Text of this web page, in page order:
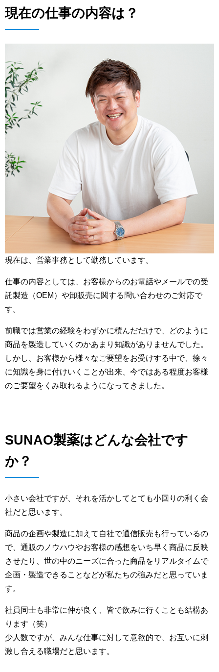
現在の仕事の内容は？
現在は、営業事務として勤務しています。
仕事の内容としては、お客様からのお電話やメールでの受
託製造（OEM）や卸販売に関する問い合わせのご対応で
す。
前職では営業の経験をわずかに積んだだけで、どのように
商品を製造していくのかあまり知識がありませんでした。
しかし、お客様から様々なご要望をお受けする中で、徐々
に知識を身に付けいくことが出来、今ではある程度お客様
のご要望をくみ取れるようになってきました。
SUNAO製薬はどんな会社です
か？
小さい会社ですが、それを活かしてとても小回りの利く会
社だと思います。
商品の企画や製造に加えて自社で通信販売も行っているの
で、通販のノウハウやお客様の感想をいち早く商品に反映
させたり、世の中のニーズに合った商品をリアルタイムで
企画・製造できることなどが私たちの強みだと思っていま
す。
社員同士も非常に仲が良く、皆で飲みに行くことも結構あ
ります（笑）
少人数ですが、みんな仕事に対して意欲的で、お互いに刺
激し合える職場だと思います。